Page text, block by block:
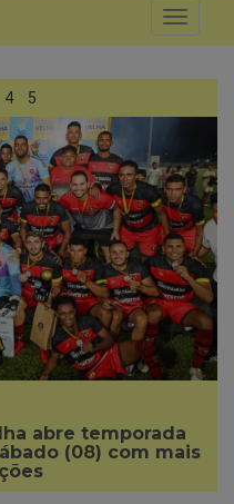
4 5
abre temporada
(08) com mais